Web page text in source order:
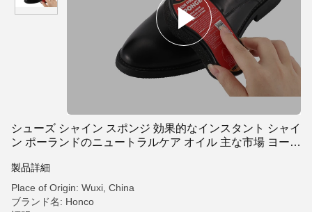
シューズ シャイン スポンジ 効果的なインスタント シャイ
ン ポーランドのニュートラルケア オイル 主な市場 ヨーロ
製品詳細
Place of Origin: Wuxi, China
ブランド名: Honco